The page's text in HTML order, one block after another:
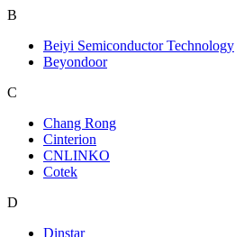
B
Beiyi Semiconductor Technology
Beyondoor
C
Chang Rong
Cinterion
CNLINKO
Cotek
D
Dinstar